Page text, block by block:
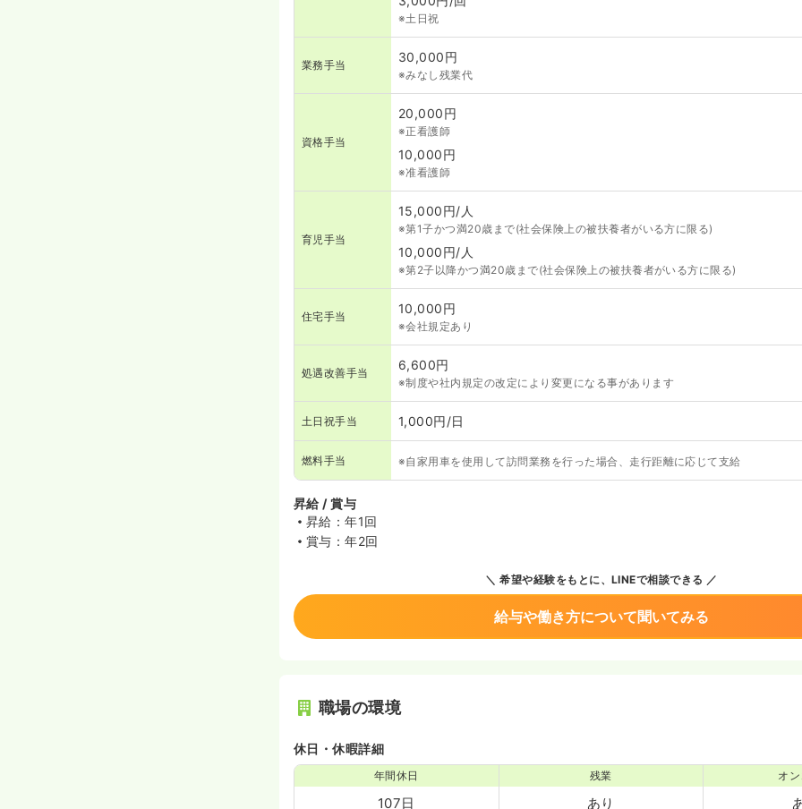
※土日祝
業務手当
30,000円
※みなし残業代
資格手当
20,000円
※正看護師
10,000円
※准看護師
育児手当
15,000円/人
※第1子かつ満20歳まで(社会保険上の被扶養者がいる方に限る)
10,000円/人
※第2子以降かつ満20歳まで(社会保険上の被扶養者がいる方に限る)
住宅手当
10,000円
※会社規定あり
処遇改善手当
6,600円
※制度や社内規定の改定により変更になる事があります
土日祝手当 1,000円/日
燃料手当 ※自家用車を使用して訪問業務を行った場合、走行距離に応じて支給
昇給 / 賞与
昇給：年1回
賞与：年2回
希望や経験をもとに、LINEで相談できる
給与や働き方について聞いてみる
職場の環境
休日・休暇詳細
年間休日
107日
残業
あり
オ